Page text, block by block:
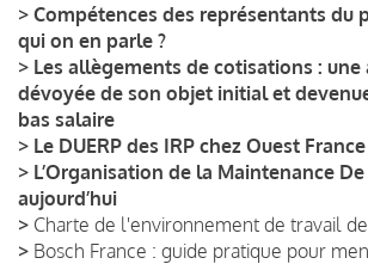
> Compétences des représentants du
qui on en parle ?
> Les allègements de cotisations :
dévoyée de son objet initial et
bas salaire
> Le DUERP des IRP chez Ouest France
> L’Organisation de la Maintenance De
aujourd’hui
> Charte de l'environnement de travail
> Bosch France : guide pratique pour